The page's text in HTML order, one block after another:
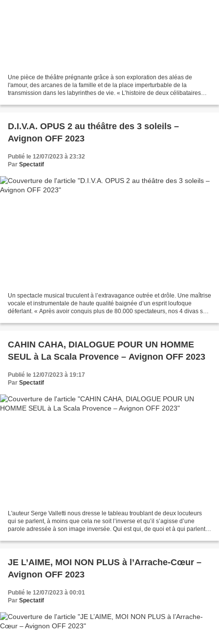
Une pièce de théâtre prégnante grâce à son exploration des aléas de
l'amour, des arcanes de la famille et de la place imperturbable de la
transmission dans les labyrinthes de vie. « L’histoire de deux célibataires
D.I.V.A. OPUS 2 au théâtre des 3 soleils –
Avignon OFF 2023
Publié le 12/07/2023 à 23:32
Par Spectatif
Un spectacle musical truculent à l’extravagance outrée et drôle. Une maîtrise
vocale et instrumentale de haute qualité baignée d’un esprit loufoque
déferlant. « Après avoir conquis plus de 80.000 spectateurs, nos 4 divas sont
CAHIN CAHA, DIALOGUE POUR UN HOMME
SEUL à La Scala Provence – Avignon OFF 2023
Publié le 12/07/2023 à 19:17
Par Spectatif
L'auteur Serge Valletti nous dresse le tableau troublant de deux locuteurs
qui se parlent, à moins que cela ne soit l’inverse et qu’il s’agisse d’une
parole adressée à son image inversée. Qui est qui, de quoi et à qui parlent-
JE L’AIME, MOI NON PLUS à l’Arrache-Cœur –
Avignon OFF 2023
Publié le 12/07/2023 à 00:01
Par Spectatif